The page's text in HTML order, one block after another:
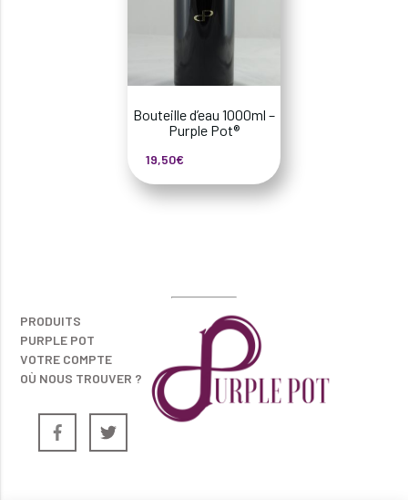
Bouteille d’eau 1000ml –
Purple Pot®
19,50€
PRODUITS
PURPLE POT
VOTRE COMPTE
OÙ NOUS TROUVER ?